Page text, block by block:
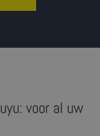
voor al uw